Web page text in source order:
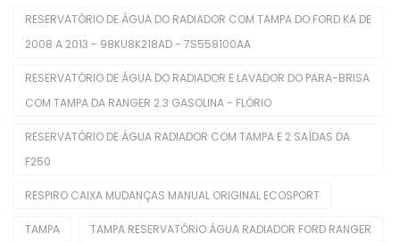
Mangueira Radiador
Mangueiras De Admissão
Polia De Virabrequim
Rolamentos
Seletora Do Trambulador
RESERVATÓRIO DE ÁGUA DO RADIADOR COM TAMPA DO FORD KA DE
2008 A 2013 - 98KU8K218AD - 7S558100AA
RESERVATÓRIO DE ÁGUA DO RADIADOR E LAVADOR DO PARA-BRISA
COM TAMPA DA RANGER 2.3 GASOLINA - FLÓRIO
RESERVATÓRIO DE ÁGUA RADIADOR COM TAMPA E 2 SAÍDAS DA
F250
RESPIRO CAIXA MUDANÇAS MANUAL ORIGINAL ECOSPORT
TAMPA TAMPA RESERVATÓRIO ÁGUA RADIADOR FORD RANGER